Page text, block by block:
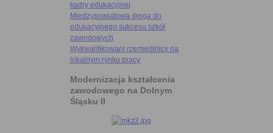
kadry edukacyjnej
Międzypowiatowa droga do
edukacyjnego sukcesu szkół
zawodowych
Wykwalifikowani rzemieślnicy na
lokalnym rynku pracy
Modernizacja kształcenia
zawodowego na Dolnym
Śląsku II